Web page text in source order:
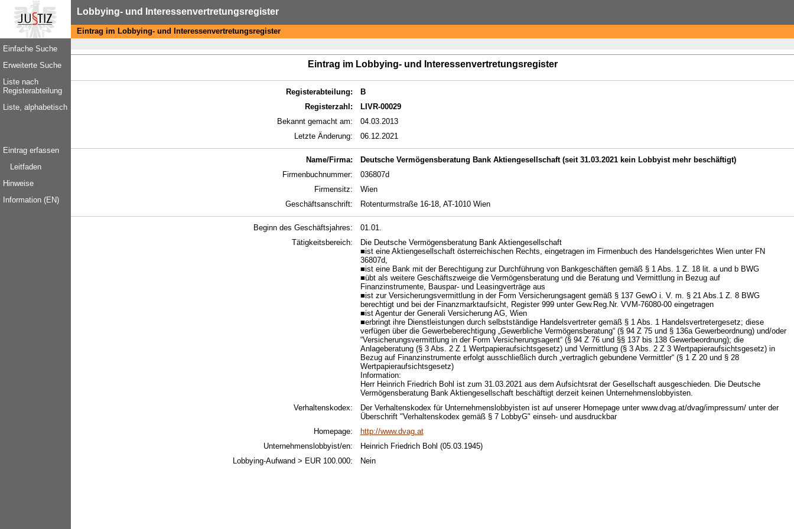
Lobbying- und Interessenvertretungsregister
Eintrag im Lobbying- und Interessenvertretungsregister
Eintrag im Lobbying- und Interessenvertretungsregister
Registerabteilung:
B
Registerzahl:
LIVR-00029
Bekannt gemacht am:
04.03.2013
Letzte Änderung:
06.12.2021
Name/Firma:
Deutsche Vermögensberatung Bank Aktiengesellschaft (seit 31.03.2021 kein Lobbyist mehr beschäftigt)
Firmenbuchnummer:
036807d
Firmensitz:
Wien
Geschäftsanschrift:
Rotenturmstraße 16-18, AT-1010 Wien
Beginn des Geschäftsjahres:
01.01.
Tätigkeitsbereich:
Die Deutsche Vermögensberatung Bank Aktiengesellschaft
■ist eine Aktiengesellschaft österreichischen Rechts, eingetragen im Firmenbuch des Handelsgerichtes Wien unter FN
36807d,
■ist eine Bank mit der Berechtigung zur Durchführung von Bankgeschäften gemäß § 1 Abs. 1 Z. 18 lit. a und b BWG
■übt als weitere Geschäftszweige die Vermögensberatung und die Beratung und Vermittlung in Bezug auf
Finanzinstrumente, Bauspar- und Leasingverträge aus
■ist zur Versicherungsvermittlung in der Form Versicherungsagent gemäß § 137 GewO i. V. m. § 21 Abs.1 Z. 8 BWG
berechtigt und bei der Finanzmarktaufsicht, Register 999 unter Gew.Reg.Nr. VVM-76080-00 eingetragen
■ist Agentur der Generali Versicherung AG, Wien
■erbringt ihre Dienstleistungen durch selbstständige Handelsvertreter gemäß § 1 Abs. 1 Handelsvertretergesetz; diese
verfügen über die Gewerbeberechtigung „Gewerbliche Vermögensberatung“ (§ 94 Z 75 und § 136a Gewerbeordnung) und/oder
“Versicherungsvermittlung in der Form Versicherungsagent“ (§ 94 Z 76 und §§ 137 bis 138 Gewerbeordnung); die
Anlageberatung (§ 3 Abs. 2 Z 1 Wertpapieraufsichtsgesetz) und Vermittlung (§ 3 Abs. 2 Z 3 Wertpapieraufsichtsgesetz) in
Bezug auf Finanzinstrumente erfolgt ausschließlich durch „vertraglich gebundene Vermittler“ (§ 1 Z 20 und § 28
Wertpapieraufsichtsgesetz)
Information:
Herr Heinrich Friedrich Bohl ist zum 31.03.2021 aus dem Aufsichtsrat der Gesellschaft ausgeschieden. Die Deutsche
Vermögensberatung Bank Aktiengesellschaft beschäftigt derzeit keinen Unternehmenslobbyisten.
Verhaltenskodex:
Der Verhaltenskodex für Unternehmenslobbyisten ist auf unserer Homepage unter www.dvag.at/dvag/impressum/ unter der
Überschrift "Verhaltenskodex gemäß § 7 LobbyG" einseh- und ausdruckbar
Homepage:
http://www.dvag.at
Unternehmenslobbyist/en:
Heinrich Friedrich Bohl (05.03.1945)
Lobbying-Aufwand > EUR 100.000:
Nein
Einfache Suche
Erweiterte Suche
Liste nach
Registerabteilung
Liste, alphabetisch
Eintrag erfassen
Leitfaden
Hinweise
Information (EN)